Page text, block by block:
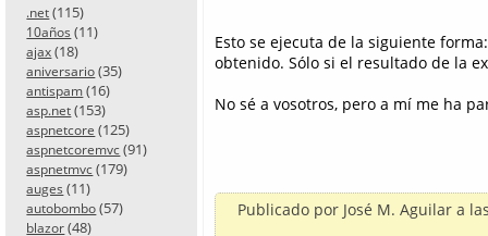
.net (115)
10años (11)
ajax (18)
aniversario (35)
antispam (16)
asp.net (153)
aspnetcore (125)
aspnetcoremvc (91)
aspnetmvc (179)
auges (11)
autobombo (57)
blazor (48)
Esto se ejecuta de la siguiente
obtenido. Sólo si el resultado de la
No sé a vosotros, pero a mí me ha
Publicado por José M. Aguilar a